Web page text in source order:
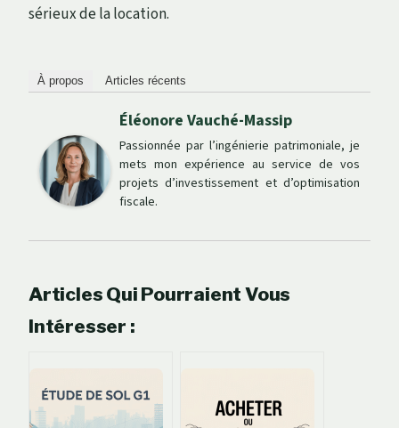
sérieux de la location.
À propos Articles récents
Éléonore Vauché-Massip
Passionnée par l’ingénierie patrimoniale, je
mets mon expérience au service de vos
projets d’investissement et d’optimisation
fiscale.
Articles Qui Pourraient Vous
Intéresser :